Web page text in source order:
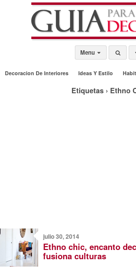
Menu
Decoracion De Interiores Ideas Y Estilo
Etiquetas › Ethno
julio 30, 2014
Ethno chic, encanto
fusiona culturas